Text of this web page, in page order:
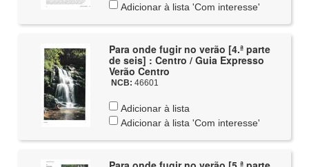
Adicionar à lista 'Com interesse'
Para onde fugir no verão [4.ª parte
de seis] : Centro / Guia Expresso
Verão Centro
NCB: 46601
Adicionar à lista
Adicionar à lista 'Com interesse'